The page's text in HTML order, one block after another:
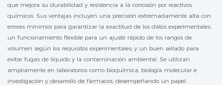
que mejora su durabilidad y resistencia a la corrosión por reactivos
químicos. Sus ventajas incluyen una precisión extremadamente alta con
errores mínimos para garantizar la exactitud de los datos experimentales;
un funcionamiento flexible para un ajuste rápido de los rangos de
volumen según los requisitos experimentales; y un buen sellado para
evitar fugas de líquido y la contaminación ambiental. Se utilizan
ampliamente en laboratorios como bioquímica, biología molecular e
investigación y desarrollo de fármacos, desempeñando un papel